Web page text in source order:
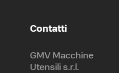
Contatti
GMV Macchine
Utensili s.r.l.